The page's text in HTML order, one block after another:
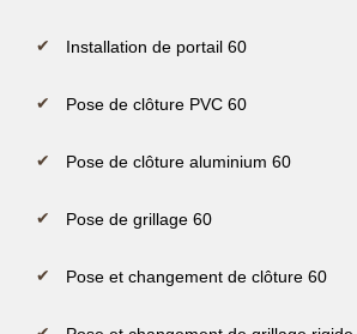
Installation de portail 60
Pose de clôture PVC 60
Pose de clôture aluminium 60
Pose de grillage 60
Pose et changement de clôture 60